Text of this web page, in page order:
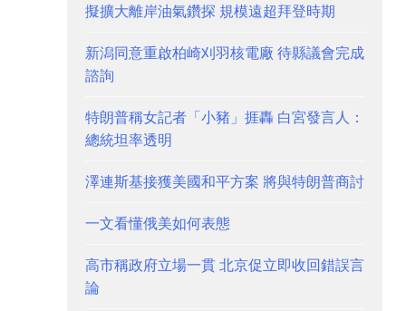
擬擴大離岸油氣鑽探 規模遠超拜登時期
新潟同意重啟柏崎刈羽核電廠 待縣議會完成
諮詢
特朗普稱女記者「小豬」捱轟 白宮發言人：
總統坦率透明
澤連斯基接獲美國和平方案 將與特朗普商討
一文看懂俄美如何表態
高市稱政府立場一貫 北京促立即收回錯誤言
論